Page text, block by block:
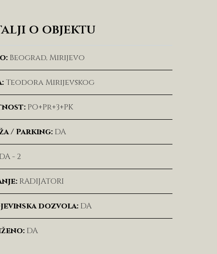
o objektu
Beograd, Mirijevo
Teodora Mirijevskog
PO+Pr+3+PK
/ Parking: DA
DA - 2
RADIJATORI
dozvola: DA
DA